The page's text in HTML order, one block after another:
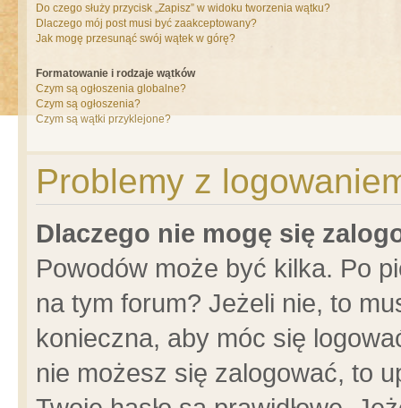
Do czego służy przycisk „Zapisz” w widoku tworzenia wątku?
Dlaczego mój post musi być zaakceptowany?
Jak mogę przesunąć swój wątek w górę?
Formatowanie i rodzaje wątków
Czym są ogłoszenia globalne?
Czym są ogłoszenia?
Czym są wątki przyklejone?
Problemy z
Dlaczego nie mogę się
Powodów może być kilka. Po
na tym forum? Jeżeli nie, to
konieczna, aby móc się
nie możesz się zalogować, to